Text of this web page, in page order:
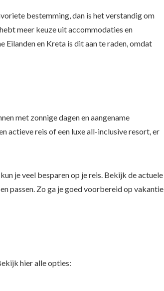
bestemming, dan is het verstandig om
meer keuze uit accommodaties en
en Kreta is dit aan te raden, omdat
met zonnige dagen en aangename
actieve reis of een luxe all-inclusive resort, er
je veel besparen op je reis. Bekijk de actuele
passen. Zo ga je goed voorbereid op vakantie
hier alle opties: